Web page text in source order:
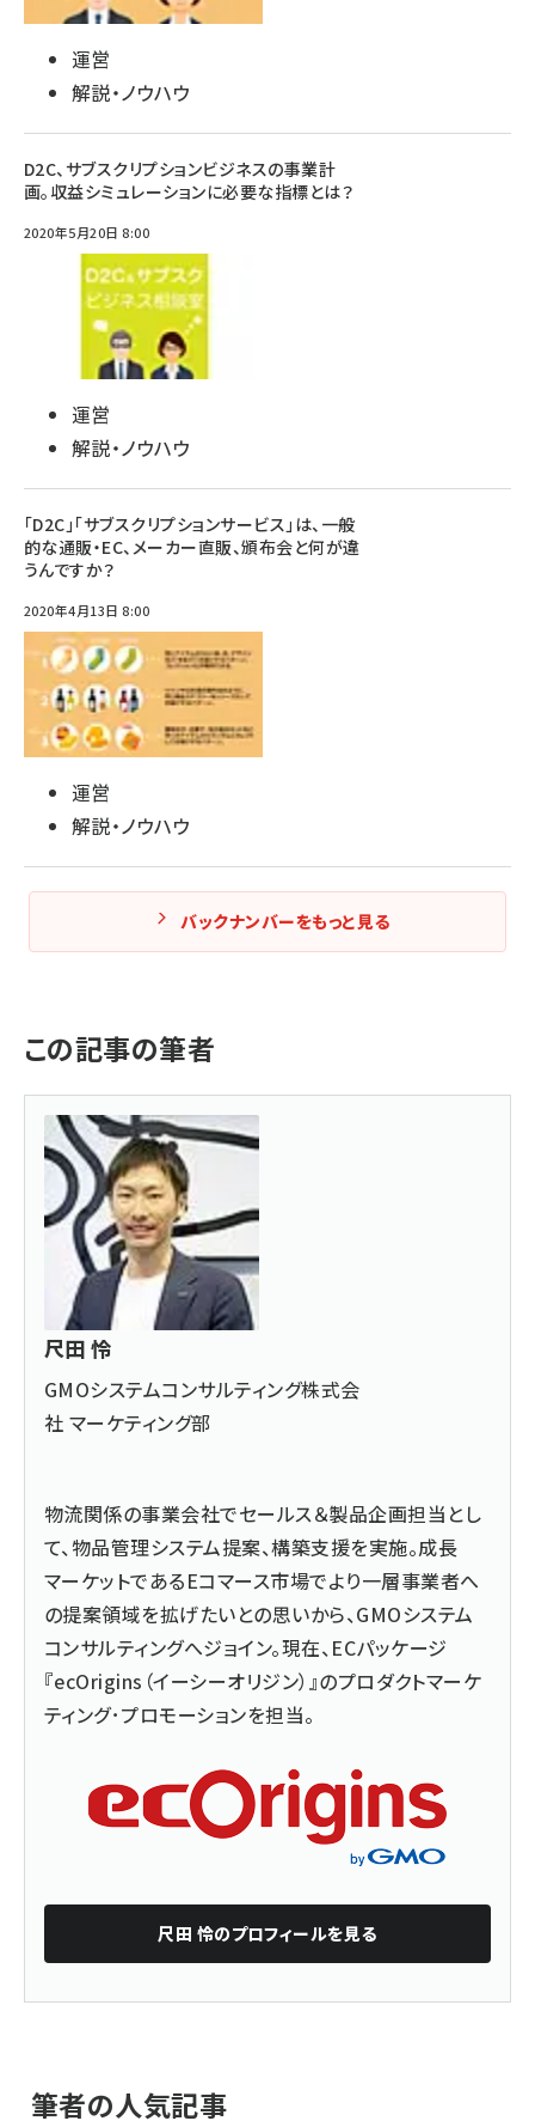
運営
解説・ノウハウ
D2C、サブスクリプションビジネスの事業計
画。収益シミュレーションに必要な指標とは？
2020年5月20日 8:00
運営
解説・ノウハウ
「D2C」「サブスクリプションサービス」は、一般
的な通販・EC、メーカー直販、頒布会と何が違
うんですか？
2020年4月13日 8:00
運営
解説・ノウハウ
バックナンバーをもっと見る
この記事の筆者
尺田 怜
GMOシステムコンサルティング株式会
社 マーケティング部
物流関係の事業会社でセールス＆製品企画担当とし
て、物品管理システム提案、構築支援を実施。成長
マーケットであるEコマース市場でより一層事業者へ
の提案領域を拡げたいとの思いから、GMOシステム
コンサルティングへジョイン。現在、ECパッケージ
『ecOrigins（イーシーオリジン） 』のプロダクトマーケ
ティング･プロモーションを担当。
尺田 怜のプロフィールを見る
筆者の人気記事